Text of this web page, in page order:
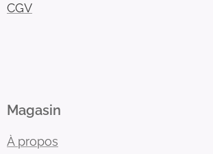
CGV
Magasin
À propos